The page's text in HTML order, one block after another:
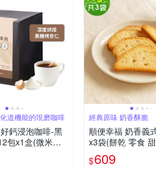
道機能的現磨咖啡
鈣浸泡咖啡-黑
包x1盒(微米鈣
經典原味 奶香酥脆
順便幸福 奶香義
x3袋(餅乾 零食
$609